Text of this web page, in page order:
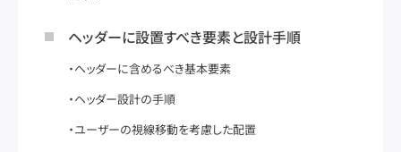
ヘッダーに設置すべき要素と設計手順
ヘッダーに含めるべき基本要素
ヘッダー設計の手順
ユーザーの視線移動を考慮した配置